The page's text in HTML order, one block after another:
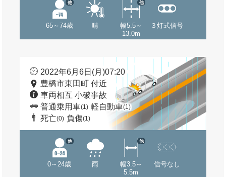
65～74歳
他
晴
幅5.5～
13.0m
他
３灯式信号
2022年6月6日(月)07:20
豊橋市東田町 付近
車両相互 小破事故
普通乗用車(1) 軽自動車(1)
死亡(0) 負傷(1)
0～24歳
他
雨
幅3.5～
5.5m
他
信号なし